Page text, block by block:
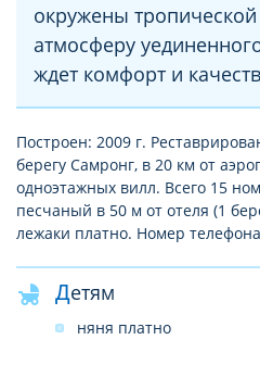
окружены
атмосферу
ждет комфорт и
Построен: 2009 г.
берегу Самронг, в 20 км от
одноэтажных вилл. Всего 15
песчаный в 50 м от отеля (1
лежаки платно. Номер
Детям
няня платно